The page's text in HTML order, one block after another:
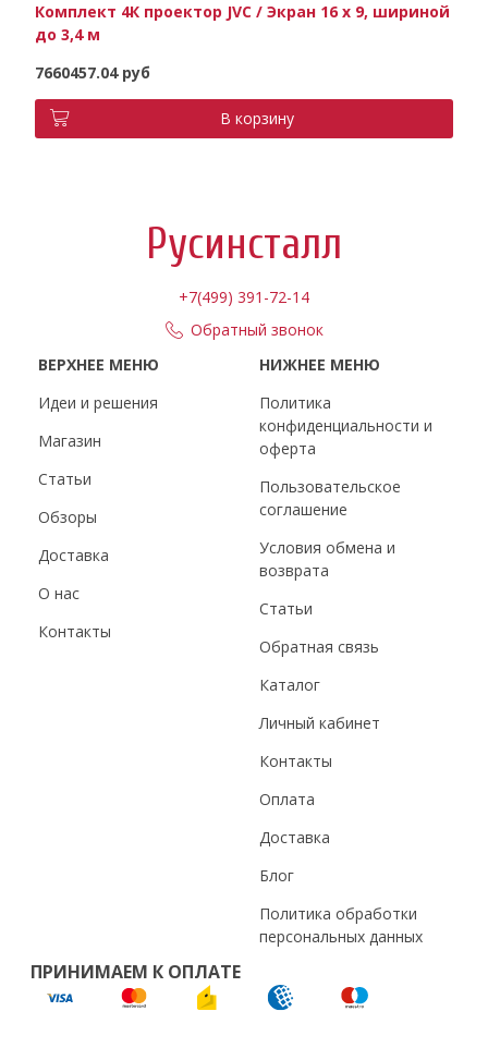
Комплект 4К проектор JVC / Экран 16 х 9, шириной
до 3,4 м
7660457.04 руб
В корзину
Русинсталл
+7(499) 391-72-14
Обратный звонок
ВЕРХНЕЕ МЕНЮ
Идеи и решения
Магазин
Статьи
Обзоры
Доставка
О нас
Контакты
НИЖНЕЕ МЕНЮ
Политика
конфиденциальности и
оферта
Пользовательское
соглашение
Условия обмена и
возврата
Статьи
Обратная связь
Каталог
Личный кабинет
Контакты
Оплата
Доставка
Блог
Политика обработки
персональных данных
ПРИНИМАЕМ К ОПЛАТЕ